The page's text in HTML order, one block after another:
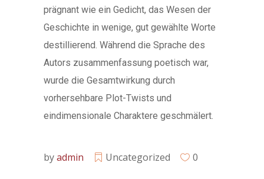
prägnant wie ein Gedicht, das Wesen der
Geschichte in wenige, gut gewählte Worte
destillierend. Während die Sprache des
Autors zusammenfassung poetisch war,
wurde die Gesamtwirkung durch
vorhersehbare Plot-Twists und
eindimensionale Charaktere geschmälert.
byadmin Uncategorized 0